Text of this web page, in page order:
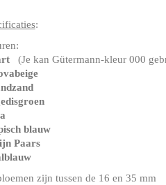
:
(Je kan Gütermann-kleur 000
blauw
Paars
zijn tussen de 16 en 35 mm